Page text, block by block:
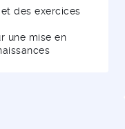
des exercices
une mise en